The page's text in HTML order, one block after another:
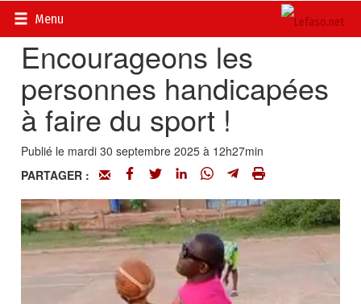
Menu
Accueil>
Encourageons les
personnes handicapées
à faire du sport !
Publié le mardi 30 septembre 2025 à 12h27min
PARTAGER :